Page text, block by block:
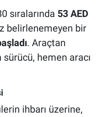
sıralarında 53 AED
belirlenemeyen bir
. Araçtan
hemen aracı
ihbarı üzerine,